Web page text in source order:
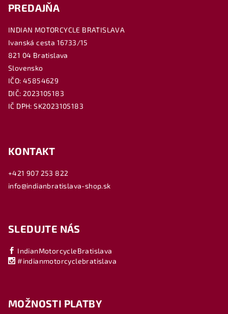
PREDAJŇA
INDIAN MOTORCYCLE BRATISLAVA
Ivanská cesta 16733/15
821 04 Bratislava
Slovensko
IČO: 45854629
DIČ: 2023105183
IČ DPH: SK2023105183
KONTAKT
+421 907 253 822
info@indianbratislava-shop.sk
SLEDUJTE NÁS
IndianMotorcycleBratislava
#indianmotorcyclebratislava
MOŽNOSTI PLATBY